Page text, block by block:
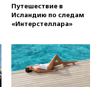
Путешествие в
Исландию по следам
«Интерстеллара»